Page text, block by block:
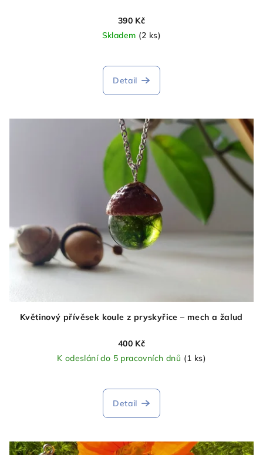
390 Kč
Skladem (2 ks)
Detail
Květinový přívěsek koule z pryskyřice – mech a žalud
400 Kč
K odeslání do 5 pracovních dnů (1 ks)
Detail